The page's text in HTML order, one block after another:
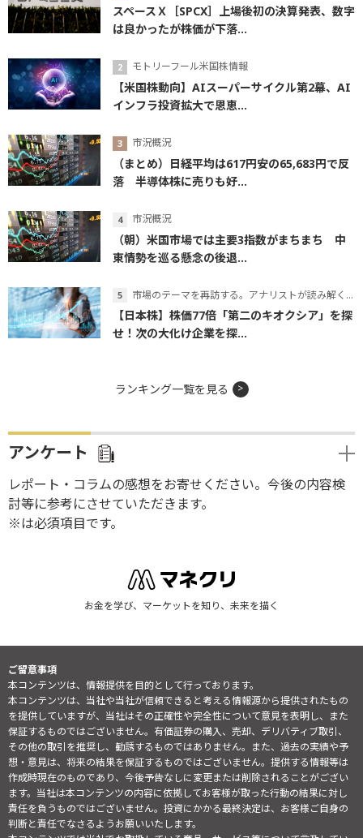
スペースＸ［SPCX］上場後初の決算発表、数字
は良かったが株価が下落...
モトリーフール米国株情報
【米国株動向】AIスーパーサイクル第2幕、AI
インフラ投資拡大で恩恵...
市況概況
（まとめ）日経平均は617円安の65,683円で反
落 半導体株に売りも好...
市況概況
（朝）米国市場では主要3指数がまちまち 中
東情勢を巡る懸念の後退...
市場のテーマを再訪する。アナリストが読み解くテーマの本質
【日本株】株価77倍「第二のキオクシア」を探
せ！次の大化け企業を探...
ランキング一覧を見る
アンケート
レポート・コラムの感想をお寄せください。今後の内容検
討等に参考にさせていただきます。
※は必須項目です。
お金を学び、マーケットを知り、未来を描く
ご留意事項
本コンテンツは、情報提供を目的として行っております。
本コンテンツは、当社や当社が信頼できると考える情報源から提供されたもの
を提供していますが、当社はその正確性や完全性について意見を表明し、また
保証するものではございません。有価証券の購入、売却、デリバティブ取引、
その他の取引を推奨し、勧誘するものではありません。また、過去の実績や予
想・意見は、将来の結果を保証するものではございません。提供する情報等は
作成時現在のものであり、今後予告なしに変更または削除されることがござい
ます。当社は本コンテンツの内容に依拠してお客様が取った行動の結果に対し
責任を負うものではございません。投資にかかる最終決定は、お客様ご自身の
判断と責任でなさるようお願いいたします。